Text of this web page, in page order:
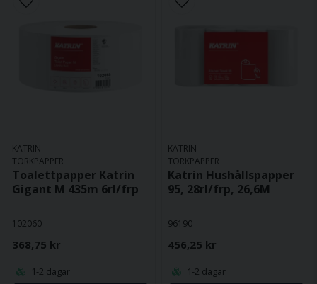
KATRIN
TORKPAPPER
Toalettpapper Katrin
Gigant M 435m 6rl/frp
102060
368,75 kr
1-2 dagar
KATRIN
TORKPAPPER
Katrin Hushållspapper
95, 28rl/frp, 26,6M
96190
456,25 kr
1-2 dagar